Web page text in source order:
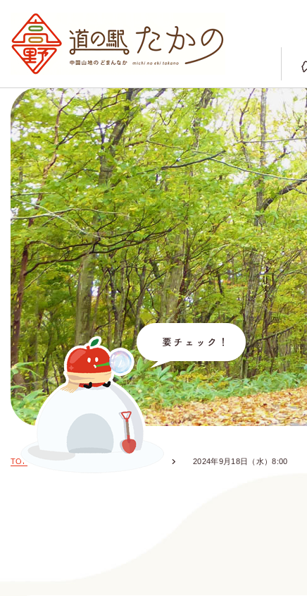
TOP お知らせ・イベント情報 2024年9月18日（水）8:00